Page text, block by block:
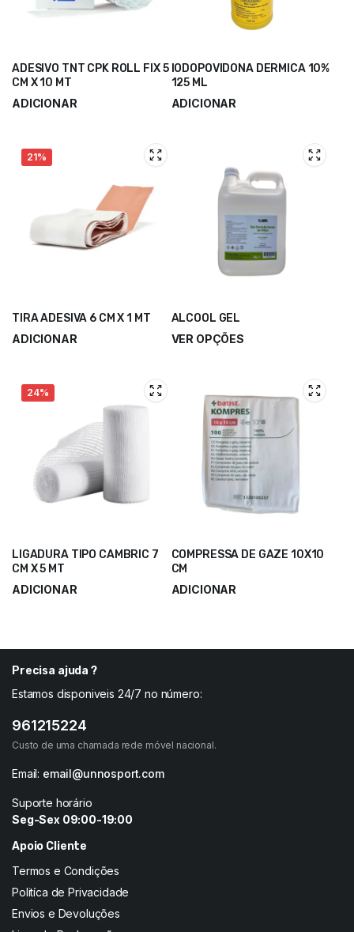
ADESIVO TNT CPK ROLL FIX 5
CM X 10 MT
ADICIONAR
IODOPOVIDONA DERMICA 10%
125 ML
ADICIONAR
21%
TIRA ADESIVA 6 CM X 1 MT
ADICIONAR
ALCOOL GEL
VER OPÇÕES
24%
LIGADURA TIPO CAMBRIC 7
CM X 5 MT
ADICIONAR
COMPRESSA DE GAZE 10X10
CM
ADICIONAR
Precisa ajuda ?
Estamos disponiveis 24/7 no número:
961215224
Custo de uma chamada rede móvel nacional.
Email: email@unnosport.com
Suporte horário
Seg-Sex 09:00-19:00
Apoio Cliente
Termos e Condições
Politíca de Privacidade
Envios e Devoluções